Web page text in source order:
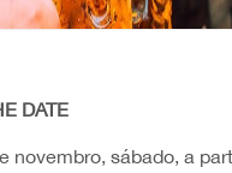
DATE
novembro, sábado, a